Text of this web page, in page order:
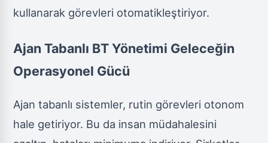
kullanarak görevleri otomatikleştiriyor.
Ajan Tabanlı BT Yönetimi Geleceğin
Operasyonel Gücü
Ajan tabanlı sistemler, rutin görevleri otonom
hale getiriyor. Bu da insan müdahalesini